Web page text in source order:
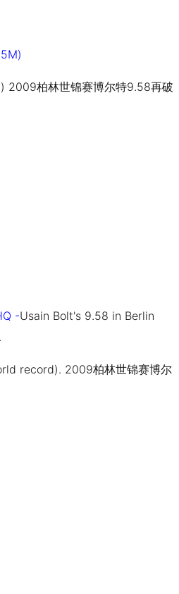
柏林世锦赛博尔特9.58再破
-Usain Bolt's 9.58 in Berlin
record). 2009柏林世锦赛博尔